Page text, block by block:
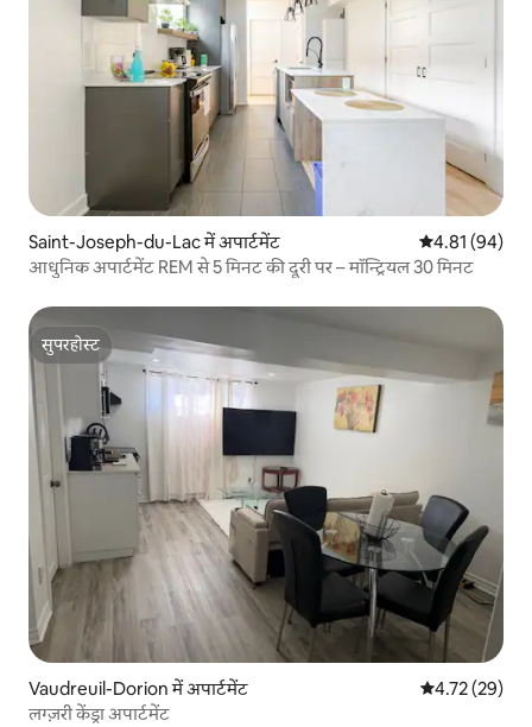
Saint-Joseph-du-Lac में अपार्टमेंट औसत रेटिंग 5 में
4.81 (94)
आधुनिक अपार्टमेंट REM से 5 मिनट की दूरी पर – मॉन्ट्रियल 30 मिनट
सुपरहोस्ट
सुपरहोस्ट
Vaudreuil-Dorion में अपार्टमेंट औसत रेटिंग 5 में
4.72 (29)
लग्ज़री केंड्रा अपार्टमेंट